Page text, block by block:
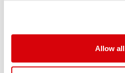
Allow all